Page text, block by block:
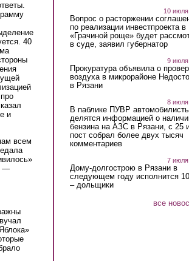
40
и
всем
—
10
Вопрос о расторжении
по реализации инвестпроекта в
«Грачиной роще» будет
в суде, заявил губернатор
9 июля
Прокуратура объявила о
воздуха в микрорайоне
в Рязани
8 июля
В паблике ПУВР
делятся информацией о
бензина на АЗС в Рязани, с 25
пост собрал более двух тысяч
комментариев
7 июля
Дому-долгострою в Рязани в
следующем году исполнится
– дольщики
все